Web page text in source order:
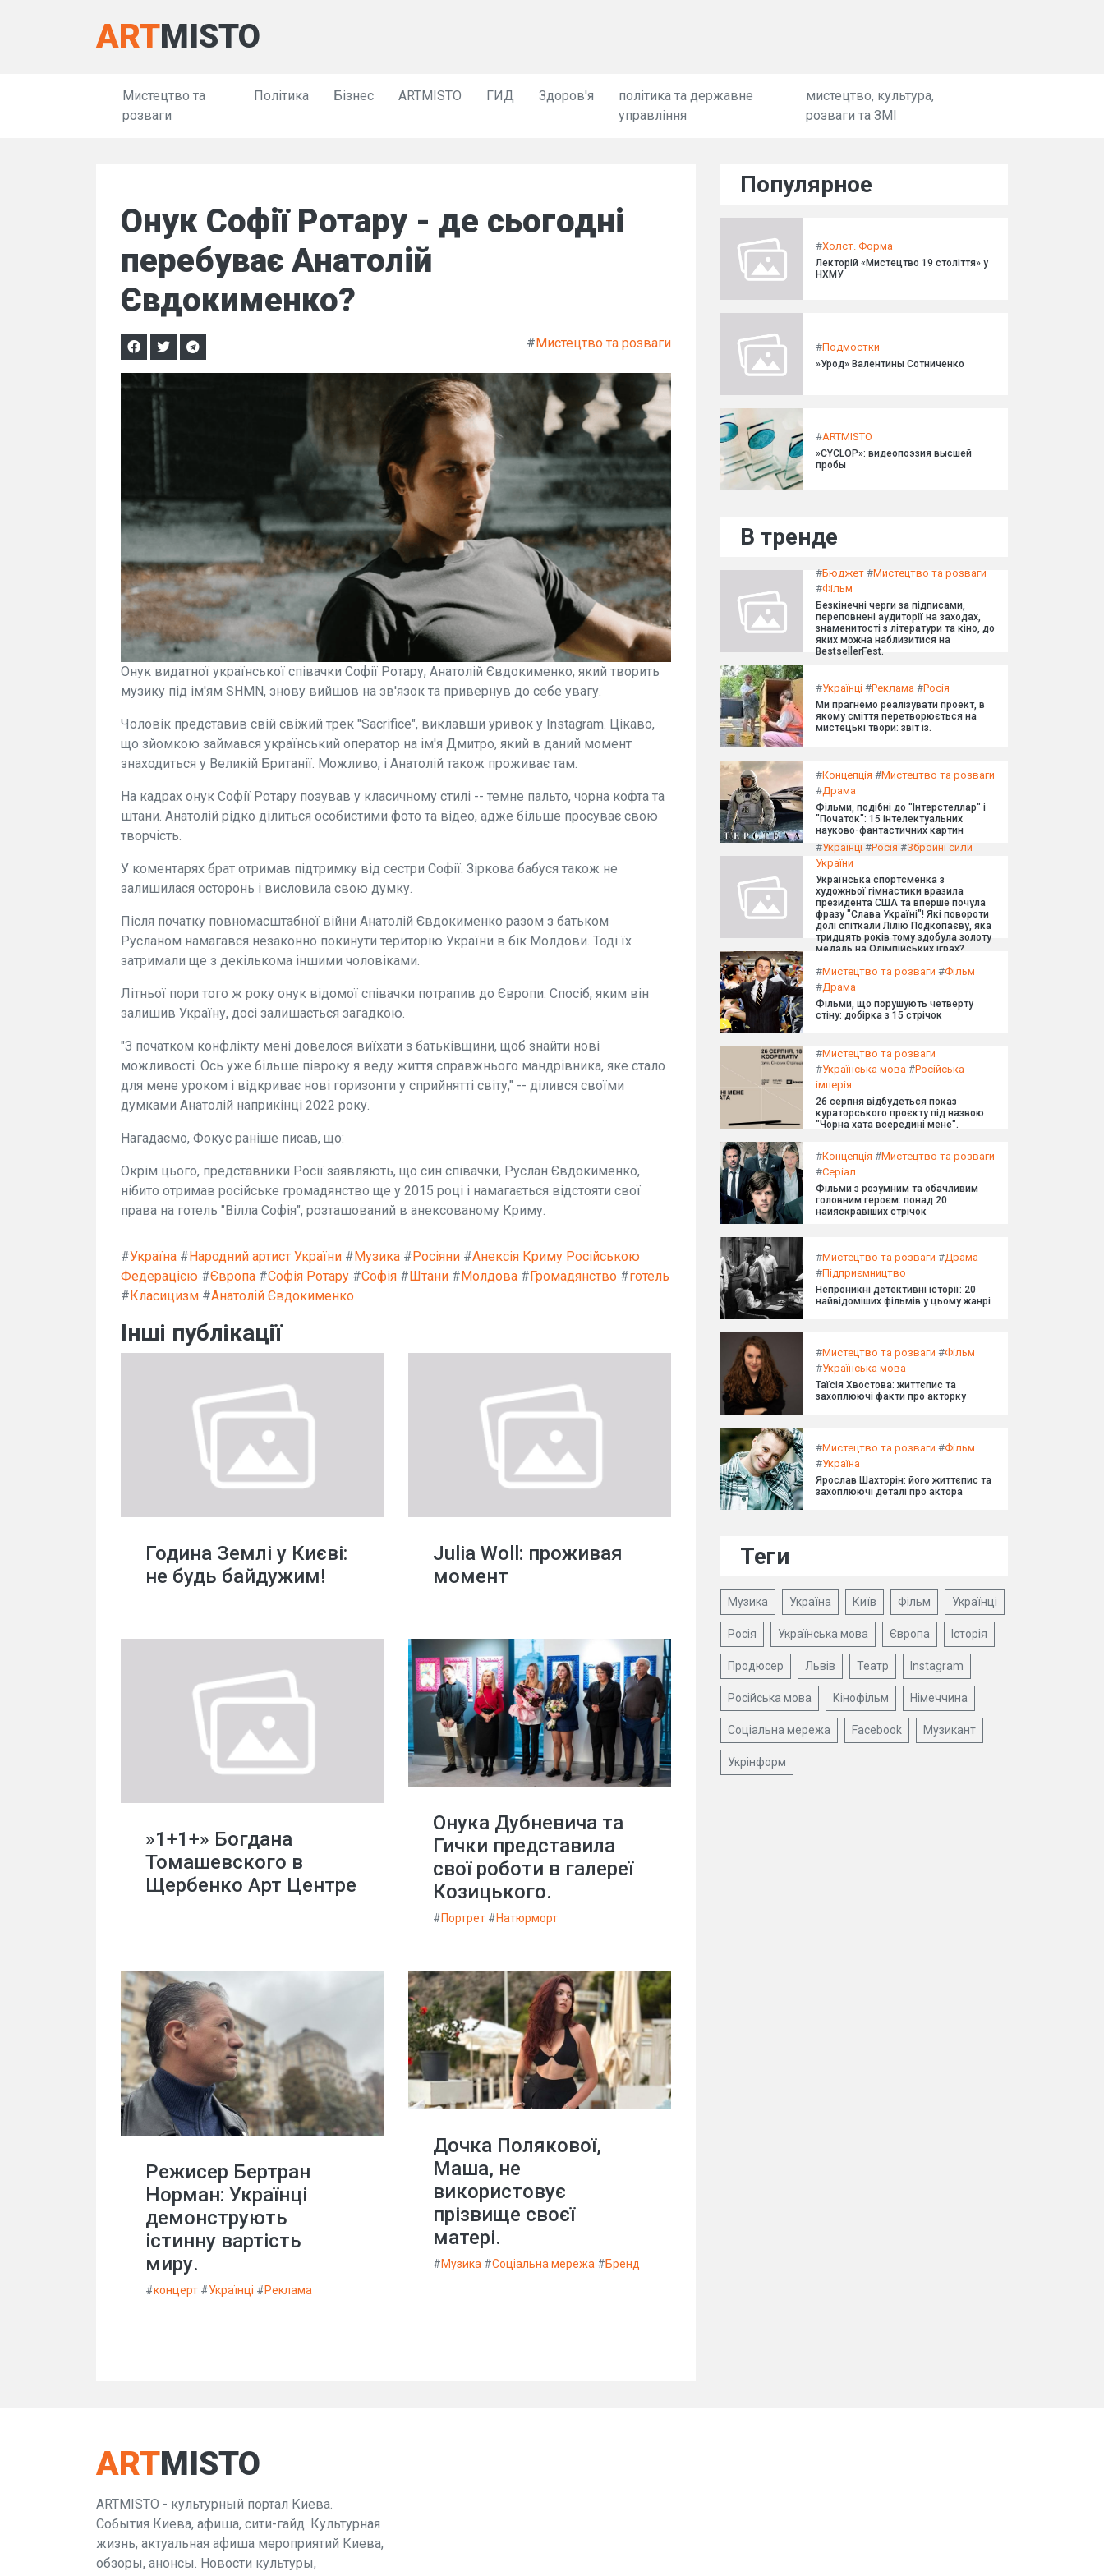
ARTMISTO
Мистецтво та
розваги
Політика Бізнес ARTMISTO ГИД Здоров'я
політика та державне
управління
мистецтво, культура,
розваги та ЗМІ
Онук Софії Ротару - де сьогодні
перебуває Анатолій
Євдокименко?
#Мистецтво та розваги
Онук видатної української співачки Софії Ротару, Анатолій Євдокименко, який творить
музику під ім'ям SHMN, знову вийшов на зв'язок та привернув до себе увагу.
Чоловік представив свій свіжий трек "Sacrifice", виклавши уривок у Instagram. Цікаво,
що зйомкою займався український оператор на ім'я Дмитро, який в даний момент
знаходиться у Великій Британії. Можливо, і Анатолій також проживає там.
На кадрах онук Софії Ротару позував у класичному стилі -- темне пальто, чорна кофта та
штани. Анатолій рідко ділиться особистими фото та відео, адже більше просуває свою
творчість.
У коментарях брат отримав підтримку від сестри Софії. Зіркова бабуся також не
залишилася осторонь і висловила свою думку.
Після початку повномасштабної війни Анатолій Євдокименко разом з батьком
Русланом намагався незаконно покинути територію України в бік Молдови. Тоді їх
затримали ще з декількома іншими чоловіками.
Літньої пори того ж року онук відомої співачки потрапив до Європи. Спосіб, яким він
залишив Україну, досі залишається загадкою.
"З початком конфлікту мені довелося виїхати з батьківщини, щоб знайти нові
можливості. Ось уже більше півроку я веду життя справжнього мандрівника, яке стало
для мене уроком і відкриває нові горизонти у сприйнятті світу," -- ділився своїми
думками Анатолій наприкінці 2022 року.
Нагадаємо, Фокус раніше писав, що:
Окрім цього, представники Росії заявляють, що син співачки, Руслан Євдокименко,
нібито отримав російське громадянство ще у 2015 році і намагається відстояти свої
права на готель "Вілла Софія", розташований в анексованому Криму.
#Україна #Народний артист України #Музика #Росіяни #Анексія Криму Російською
Федерацією #Європа #Софія Ротару #Софія #Штани #Молдова #Громадянство #готель
#Класицизм #Анатолій Євдокименко
Інші публікації
Година Землі у Києві:
не будь байдужим!
Julia Woll: проживая
момент
»1+1+» Богдана
Томашевского в
Щербенко Арт Центре
Онука Дубневича та
Гички представила
свої роботи в галереї
Козицького.
#Портрет #Натюрморт
Режисер Бертран
Норман: Українці
демонструють
істинну вартість
миру.
#концерт #Українці #Реклама
Дочка Полякової,
Маша, не
використовує
прізвище своєї
матері.
#Музика #Соціальна мережа #Бренд
Популярное
#Холст. Форма
Лекторій «Мистецтво 19 століття» у
НХМУ
#Подмостки
»Урод» Валентины Сотниченко
#ARTMISTO
»CYCLOP»: видеопоэзия высшей
пробы
В тренде
#Бюджет #Мистецтво та розваги
#Фільм
Безкінечні черги за підписами,
переповнені аудиторії на заходах,
знаменитості з літератури та кіно, до
яких можна наблизитися на
BestsellerFest.
#Українці #Реклама #Росія
Ми прагнемо реалізувати проект, в
якому сміття перетворюється на
мистецькі твори: звіт із.
#Концепція #Мистецтво та розваги
#Драма
Фільми, подібні до "Інтерстеллар" і
"Початок": 15 інтелектуальних
науково-фантастичних картин
#Українці #Росія #Збройні сили
України
Українська спортсменка з
художньої гімнастики вразила
президента США та вперше почула
фразу "Слава Україні"! Які повороти
долі спіткали Лілію Подкопаєву, яка
тридцять років тому здобула золоту
медаль на Олімпійських іграх?
#Мистецтво та розваги #Фільм
#Драма
Фільми, що порушують четверту
стіну: добірка з 15 стрічок
#Мистецтво та розваги
#Українська мова #Російська
імперія
26 серпня відбудеться показ
кураторського проєкту під назвою
"Чорна хата всередині мене".
#Концепція #Мистецтво та розваги
#Серіал
Фільми з розумним та обачливим
головним героєм: понад 20
найяскравіших стрічок
#Мистецтво та розваги #Драма
#Підприємництво
Непроникні детективні історії: 20
найвідоміших фільмів у цьому жанрі
#Мистецтво та розваги #Фільм
#Українська мова
Таїсія Хвостова: життєпис та
захоплюючі факти про акторку
#Мистецтво та розваги #Фільм
#Україна
Ярослав Шахторін: його життєпис та
захоплюючі деталі про актора
Теги
Музика Україна Київ Фільм Українці
Росія Українська мова Європа Історія
Продюсер Львів Театр Instagram
Російська мова Кінофільм Німеччина
Соціальна мережа Facebook Музикант
Укрінформ
ARTMISTO
ARTMISTO - культурный портал Киева.
События Киева, афиша, сити-гайд. Культурная
жизнь, актуальная афиша мероприятий Киева,
обзоры, анонсы. Новости культуры,